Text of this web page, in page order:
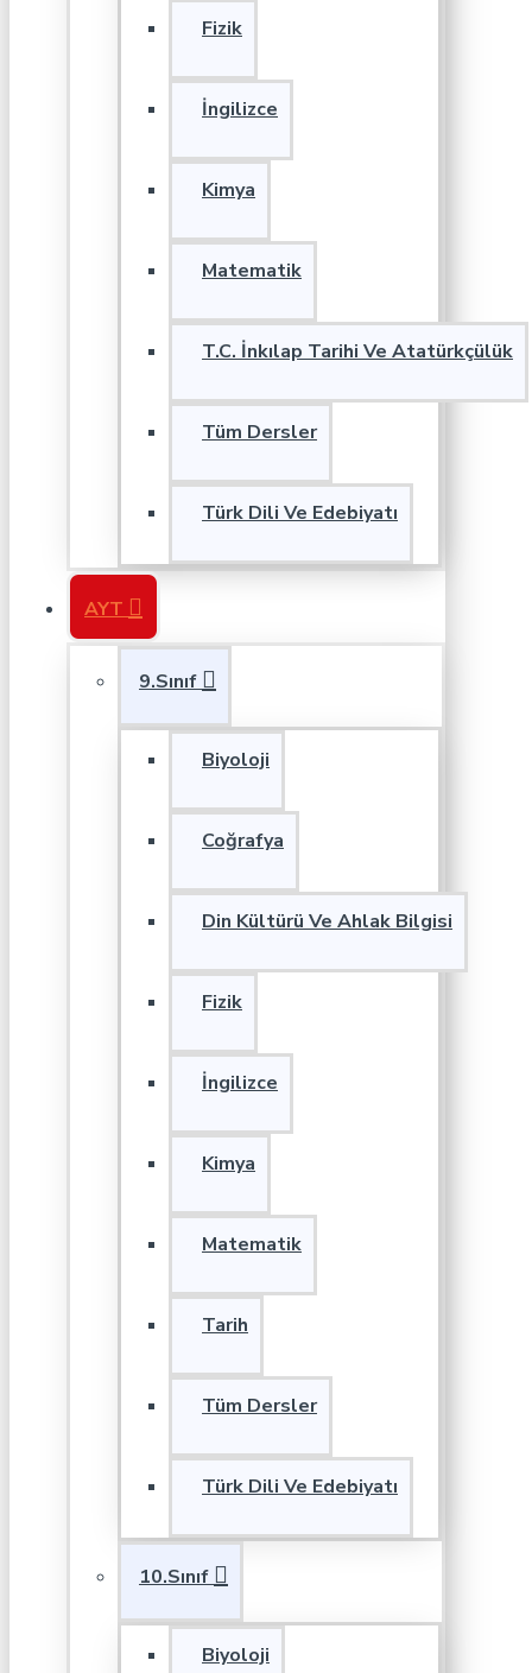
Fizik
İngilizce
Kimya
Matematik
T.C. İnkılap Tarihi Ve Atatürkçülük
Tüm Dersler
Türk Dili Ve Edebiyatı
AYT
9.Sınıf
Biyoloji
Coğrafya
Din Kültürü Ve Ahlak Bilgisi
Fizik
İngilizce
Kimya
Matematik
Tarih
Tüm Dersler
Türk Dili Ve Edebiyatı
10.Sınıf
Biyoloji